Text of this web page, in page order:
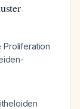
Proliferation